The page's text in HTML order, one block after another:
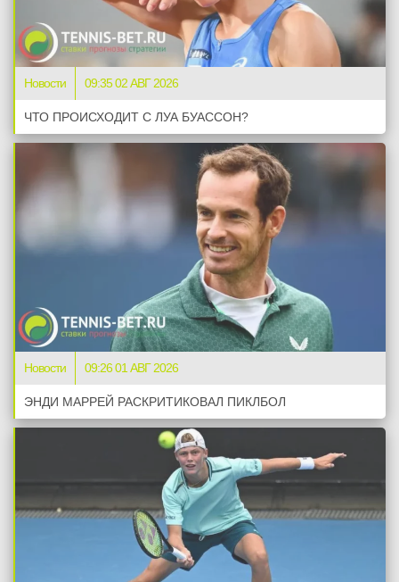
Новости 09:35 02 АВГ 2026
ЧТО ПРОИСХОДИТ С ЛУА БУАССОН?
Новости 09:26 01 АВГ 2026
ЭНДИ МАРРЕЙ РАСКРИТИКОВАЛ ПИКЛБОЛ